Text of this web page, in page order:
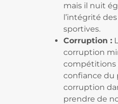
mais il nuit
l’intégrité
sportives.
Corruption :
corruption
compétitions
confiance du
corruption
prendre de